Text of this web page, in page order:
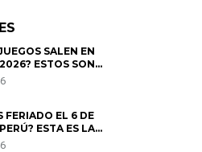
SALEN EN
ESTOS SON
MÁS ESPERADOS
FERIADO EL 6 DE
ESTA ES LA